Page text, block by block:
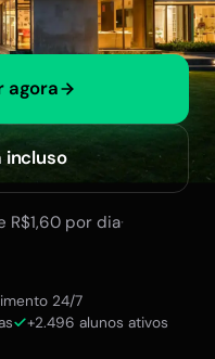
agora
incluso
R$1,60 por dia·
24/7
+2.496 alunos ativos